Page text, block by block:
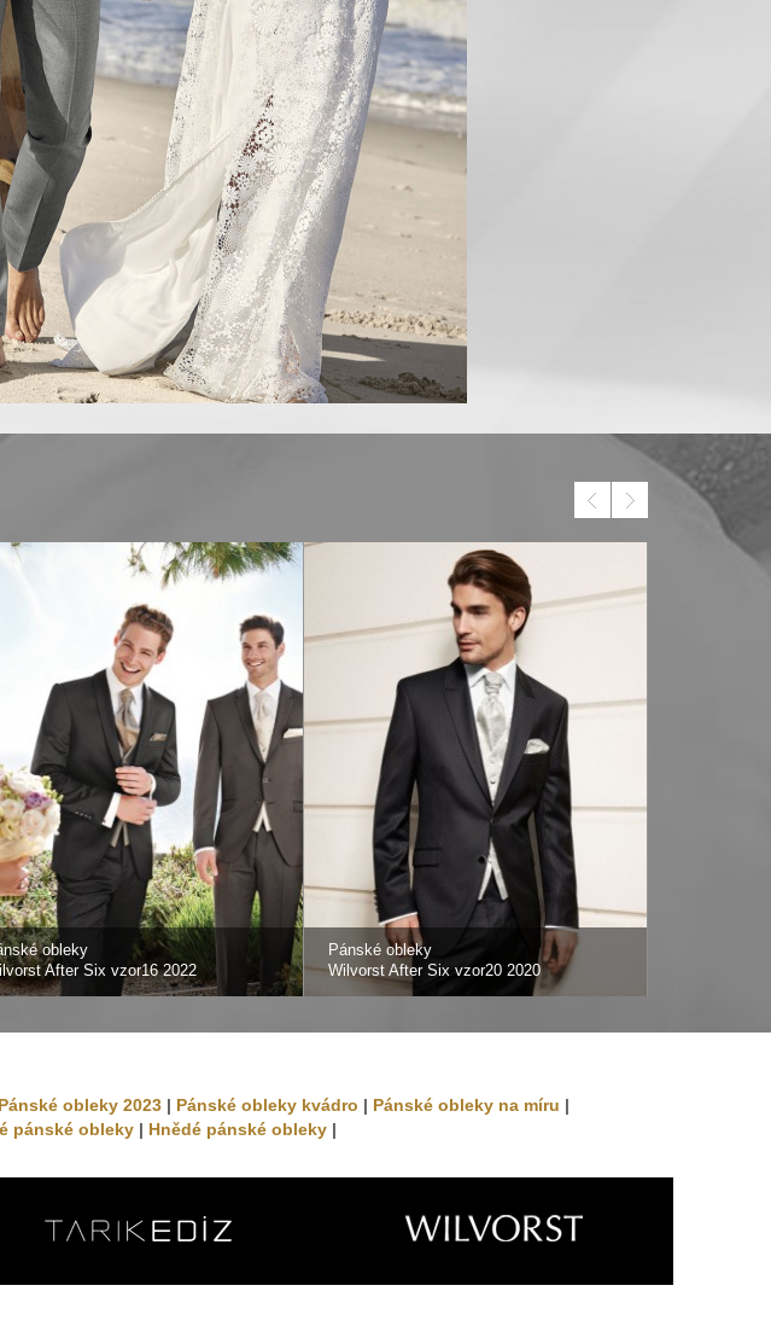
obleky
After Six vzor16 2022
Pánské obleky
Wilvorst After Six vzor20 2020
Pánské obleky 2023 | Pánské obleky kvádro | Pánské obleky na míru |
pánské obleky | Hnědé pánské obleky |